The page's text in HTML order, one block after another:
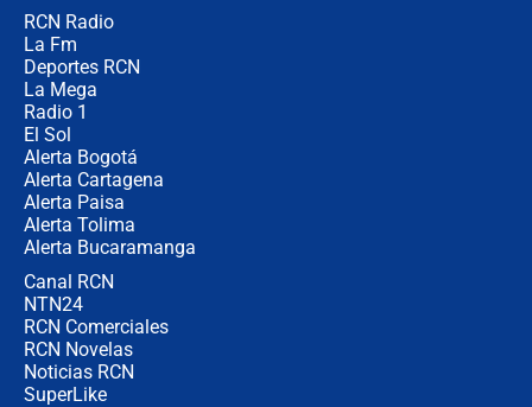
RCN Radio
La Fm
Deportes RCN
La Mega
Radio 1
El Sol
Alerta Bogotá
Alerta Cartagena
Alerta Paisa
Alerta Tolima
Alerta Bucaramanga
Canal RCN
NTN24
RCN Comerciales
RCN Novelas
Noticias RCN
SuperLike